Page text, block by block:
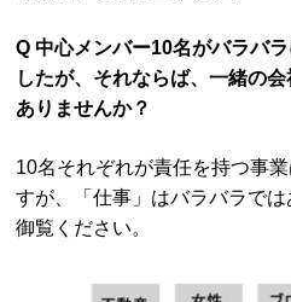
Q 中心メンバー10名がバラバ
したが、それならば、一緒の
ありませんか？
10名それぞれが責任を持つ事
すが、「仕事」はバラバラで
御覧ください。